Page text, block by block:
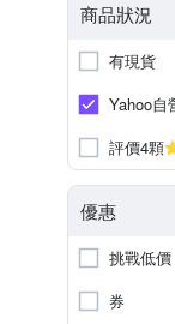
商品狀況
有現貨
Yahoo自
評價4顆
優惠
挑戰低價
券